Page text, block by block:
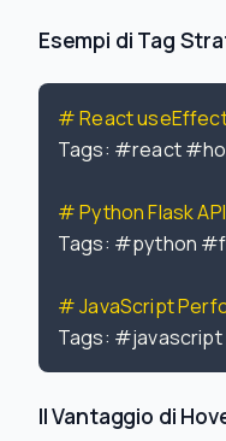
Esempi di Tag
# React
Tags: #react
# Python Flask
Tags: #python
# JavaScript
Il Vantaggio di